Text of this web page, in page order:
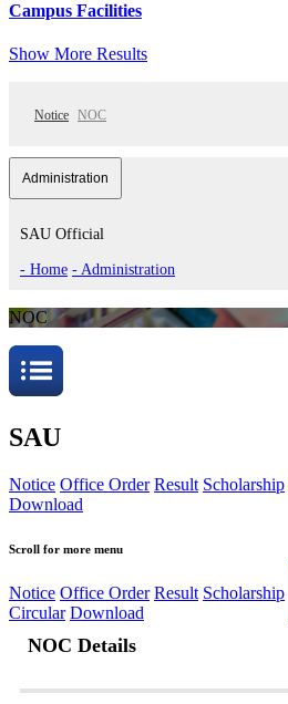
Campus Facilities
Show More Results
Notice NOC
Administration
SAU Official
- Home - Administration
NOC
SAU
Notice Office Order Result Scholarship
Download
Scroll for more menu
Notice Office Order Result Scholarship
Circular Download
NOC Details